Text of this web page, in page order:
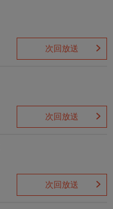
次回放送
次回放送
次回放送